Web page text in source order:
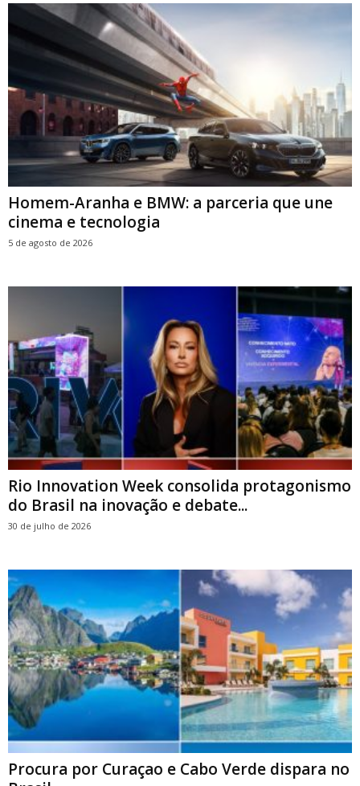
Homem-Aranha e BMW: a parceria que une
cinema e tecnologia
5 de agosto de 2026
Rio Innovation Week consolida protagonismo
do Brasil na inovação e debate...
30 de julho de 2026
Procura por Curaçao e Cabo Verde dispara no